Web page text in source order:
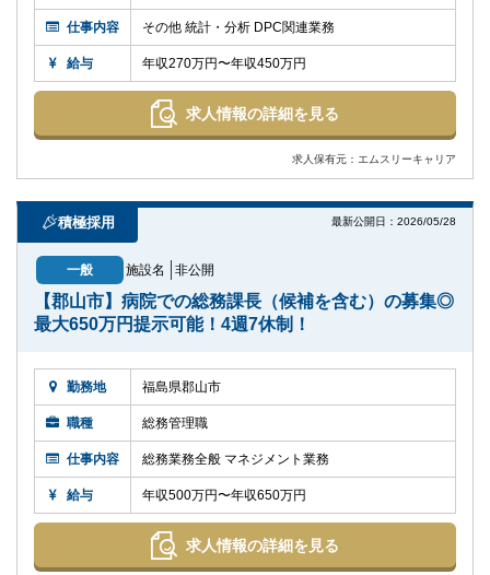
仕事内容 その他 統計・分析 DPC関連業務
給与 年収270万円〜年収450万円
求人情報の詳細を見る
求人保有元：エムスリーキャリア
積極採用 最新公開日：2026/05/28
一般 施設名 非公開
【郡山市】病院での総務課長（候補を含む）の募集◎
最大650万円提示可能！4週7休制！
勤務地 福島県郡山市
職種 総務管理職
仕事内容 総務業務全般 マネジメント業務
給与 年収500万円〜年収650万円
求人情報の詳細を見る